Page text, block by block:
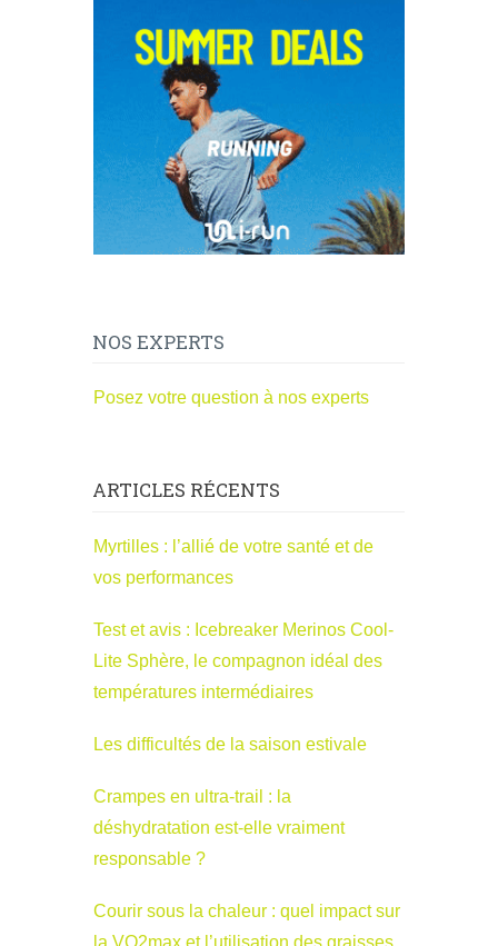
NOS EXPERTS
Posez votre question à nos experts
ARTICLES RÉCENTS
Myrtilles : l’allié de votre santé et de
vos performances
Test et avis : Icebreaker Merinos Cool-
Lite Sphère, le compagnon idéal des
températures intermédiaires
Les difficultés de la saison estivale
Crampes en ultra-trail : la
déshydratation est-elle vraiment
responsable ?
Courir sous la chaleur : quel impact sur